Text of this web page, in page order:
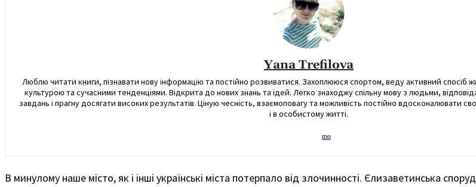
Yana Trefilova
Люблю читати книги, пізнавати нову інформацію та постійно розвиватися. Захоплююся спортом, веду активний спосіб
культурою та сучасними тенденціями. Відкрита до нових знань та ідей. Легко знаходжу спільну мову з людьми,
завдань і прагну досягати високих результатів. Ціную чесність, взаємоповагу та можливість постійно вдосконалювати
і в особистому житті.
В минулому наше місто, як і інші українські міста потерпало від злочинності. Єлизаветинська